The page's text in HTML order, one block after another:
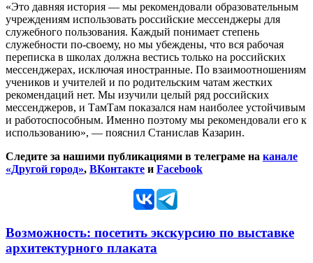
«Это давняя история — мы рекомендовали образовательным
учреждениям использовать российские мессенджеры для
служебного пользования. Каждый понимает степень
служебности по-своему, но мы убеждены, что вся рабочая
переписка в школах должна вестись только на российских
мессенджерах, исключая иностранные. По взаимоотношениям
учеников и учителей и по родительским чатам жестких
рекомендаций нет. Мы изучили целый ряд российских
мессенджеров, и ТамТам показался нам наиболее устойчивым
и работоспособным. Именно поэтому мы рекомендовали его к
использованию», — пояснил Станислав Казарин.
Следите за нашими публикациями в телеграме на канале
«Другой город», ВКонтакте и Facebook
Возможность: посетить экскурсию по выставке
архитектурного плаката